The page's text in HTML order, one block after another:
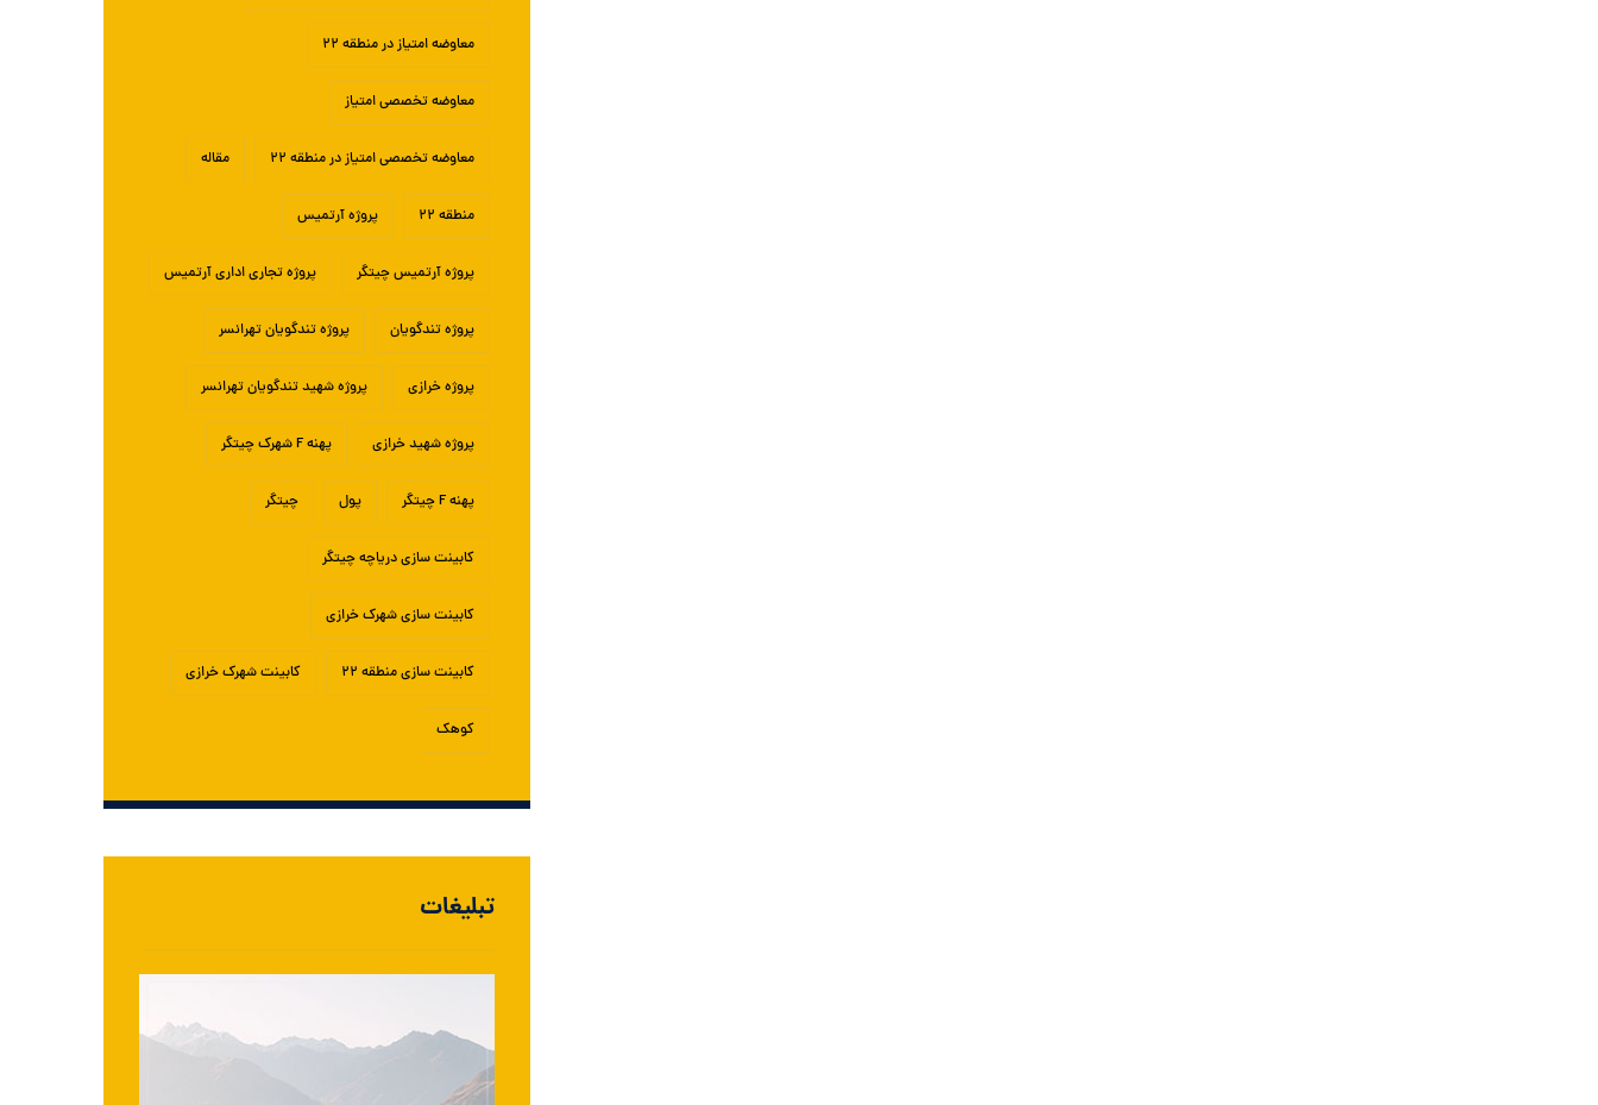
معاوضه امتیاز در منطقه ۲۲
معاوضه تخصصی امتیاز
معاوضه تخصصی امتیاز در منطقه ۲۲ مقاله
منطقه ۲۲ پروژه آرتمیس
پروژه آرتمیس چیتگر پروژه تجاری اداری آرتمیس
پروژه تندگویان پروژه تندگویان تهرانسر
پروژه خرازی پروژه شهید تندگویان تهرانسر
پروژه شهید خرازی پهنه F شهرک چیتگر
پهنه F چیتگر پول چیتگر
کابینت سازی دریاچه چیتگر
کابینت سازی شهرک خرازی
کابینت سازی منطقه ۲۲ کابینت شهرک خرازی
کوهک
تبلیغات